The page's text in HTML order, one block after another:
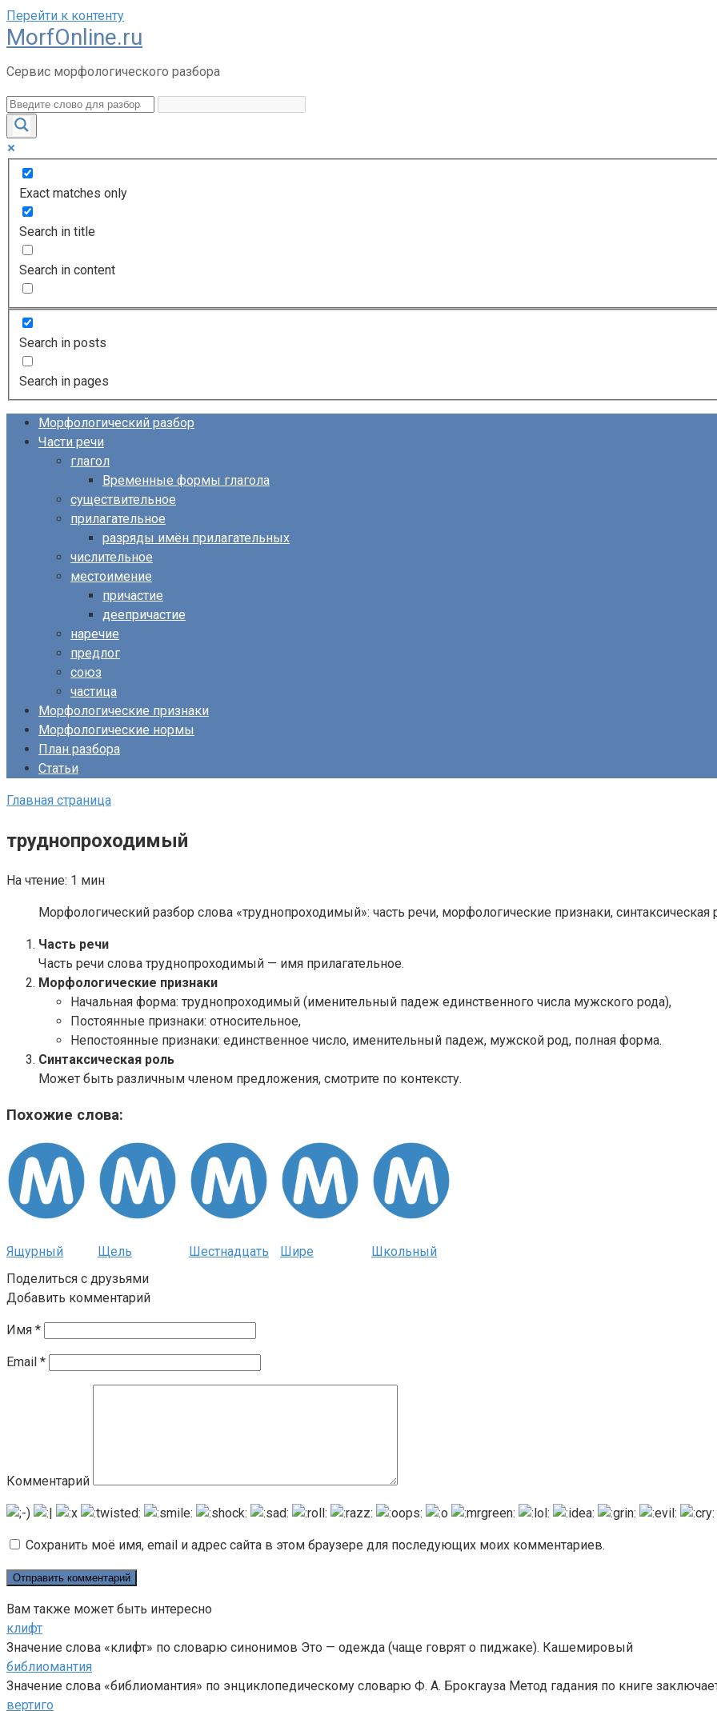
Перейти к контенту
MorfOnline.ru
Сервис морфологического разбора
Exact matches only
Search in title
Search in content
Search in posts
Search in pages
Морфологический разбор
Части речи
глагол
Временные формы глагола
существительное
прилагательное
разряды имён прилагательных
числительное
местоимение
причастие
деепричастие
наречие
предлог
союз
частица
Морфологические признаки
Морфологические нормы
План разбора
Статьи
Главная страница
труднопроходимый
На чтение: 1 мин
Морфологический разбор слова «труднопроходимый»: часть речи, морфологические признаки, синтаксическая
Часть речи
Часть речи слова труднопроходимый — имя прилагательное.
Морфологические признаки
Начальная форма: труднопроходимый (именительный падеж единственного числа мужского рода),
Постоянные признаки: относительное,
Непостоянные признаки: единственное число, именительный падеж, мужской род, полная форма.
Синтаксическая роль
Может быть различным членом предложения, смотрите по контексту.
Похожие слова:
Ящурный Щель Шестнадцать Шире
Школьный
Поделиться с друзьями
Добавить комментарий
Имя *
Email *
Комментарий
Сохранить моё имя, email и адрес сайта в этом браузере для последующих моих комментариев.
Вам также может быть интересно
клифт
Значение слова «клифт» по словарю синонимов Это — одежда (чаще говрят о пиджаке). Кашемировый
библиомантия
Значение слова «библиомантия» по энциклопедическому словарю Ф. А. Брокгауза Метод гадания по книге
вертиго